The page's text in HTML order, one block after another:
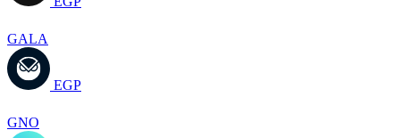
GALA
EGP
GNO